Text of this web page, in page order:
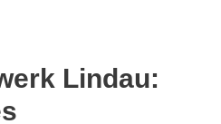
Lindau: